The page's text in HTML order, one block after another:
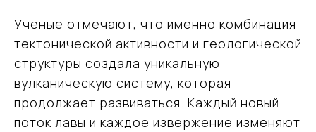
Ученые отмечают, что именно комбинация
тектонической активности и геологической
структуры создала уникальную
вулканическую систему, которая
продолжает развиваться. Каждый новый
поток лавы и каждое извержение изменяют